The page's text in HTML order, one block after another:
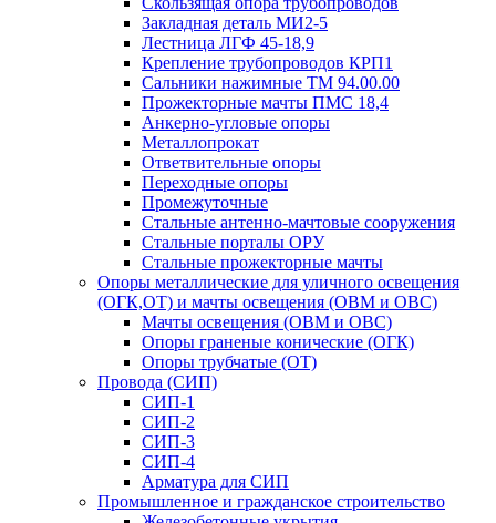
Закладная деталь МИ2-5
Лестница ЛГФ 45-18,9
Крепление трубопроводов КРП1
Сальники нажимные ТМ 94.00.00
Прожекторные мачты ПМС 18,4
Анкерно-угловые опоры
Металлопрокат
Ответвительные опоры
Переходные опоры
Промежуточные
Стальные антенно-мачтовые сооружения
Стальные порталы ОРУ
Стальные прожекторные мачты
Опоры металлические для уличного освещения
(ОГК,ОТ) и мачты освещения (ОВМ и ОВС)
Мачты освещения (ОВМ и ОВС)
Опоры граненые конические (ОГК)
Опоры трубчатые (ОТ)
Провода (СИП)
СИП-1
СИП-2
СИП-3
СИП-4
Арматура для СИП
Промышленное и гражданское строительство